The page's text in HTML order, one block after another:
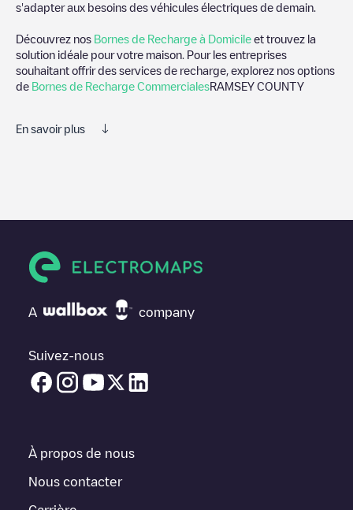
s'adapter aux besoins des véhicules électriques de demain.
Découvrez nos Bornes de Recharge à Domicile et trouvez la
solution idéale pour votre maison. Pour les entreprises
souhaitant offrir des services de recharge, explorez nos options
de Bornes de Recharge CommercialesRAMSEY COUNTY
En savoir plus
électrique la prochaine fois.
avez besoin, vérifiez en bas de la page le point de charge le
plus proche de chez vous sous "points de charge les plus
véhicules électriques à proximité, ainsi que leur emplacement
dans un parking, en surface et leur distance en KM.
RAMSEY COUNTYest disponible, ainsi que l'itinéraire pour s'y
rendre, le prix de la recharge de cette borne et les instructions
nécessaires pour que vous puissiez facilement recharger votre
A company
Suivez-nous
À propos de nous
Nous contacter